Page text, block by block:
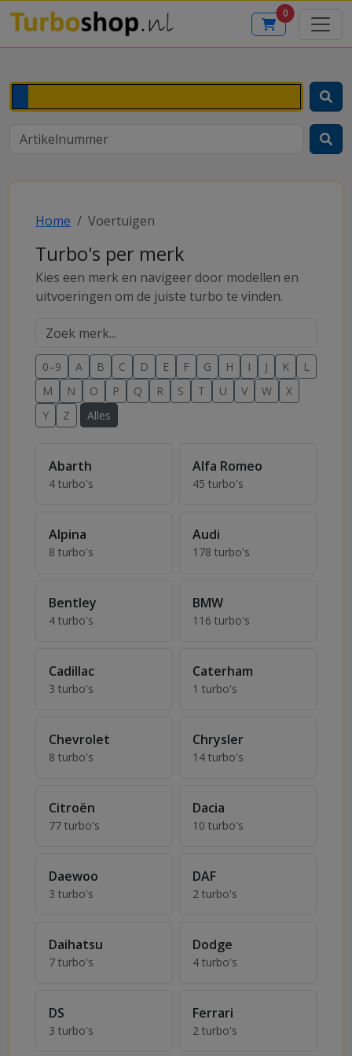
0
Home Voertuigen
Turbo's per merk
Kies een merk en navigeer door modellen en
uitvoeringen om de juiste turbo te vinden.
0–9 A B C D E F G H I J K
L
M
N O P Q R S T U V W
X
Y
Z Alles
Abarth
4 turbo's
Alfa Romeo
45 turbo's
Alpina
8 turbo's
Audi
178 turbo's
Bentley
4 turbo's
BMW
116 turbo's
Cadillac
3 turbo's
Caterham
1 turbo's
Chevrolet
8 turbo's
Chrysler
14 turbo's
Citroën
77 turbo's
Dacia
10 turbo's
Daewoo
3 turbo's
DAF
2 turbo's
Daihatsu
7 turbo's
Dodge
4 turbo's
DS
3 turbo's
Ferrari
2 turbo's